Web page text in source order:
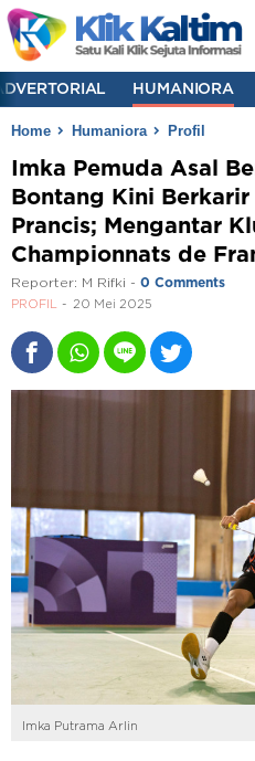
HUMANIORA
Home Humaniora Profil
Imka Pemuda Asal
Bontang Kini
Prancis; Mengantar
Championnats de
Reporter: M Rifki - 0 Comments
PROFIL 20 Mei 2025
Imka Putrama Arlin